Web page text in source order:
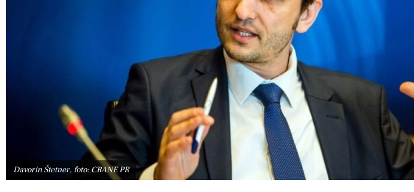
Davorin Štetner, foto: CRANE PR